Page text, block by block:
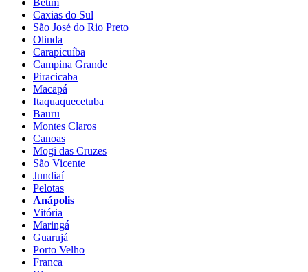
Betim
Caxias do Sul
São José do Rio Preto
Olinda
Carapicuíba
Campina Grande
Piracicaba
Macapá
Itaquaquecetuba
Bauru
Montes Claros
Canoas
Mogi das Cruzes
São Vicente
Jundiaí
Pelotas
Anápolis
Vitória
Maringá
Guarujá
Porto Velho
Franca